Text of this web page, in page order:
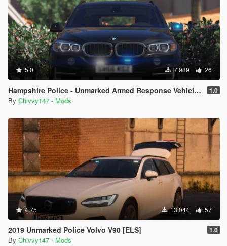
5.0 7.989 26
Hampshire Police - Unmarked Armed Response Vehicle - BMW X5 F15 [ELS] 1.0
By Chivvy147 - Mods
4.75 13.044 57
2019 Unmarked Police Volvo V90 [ELS] 1.0
By Chivvy147 - Mods